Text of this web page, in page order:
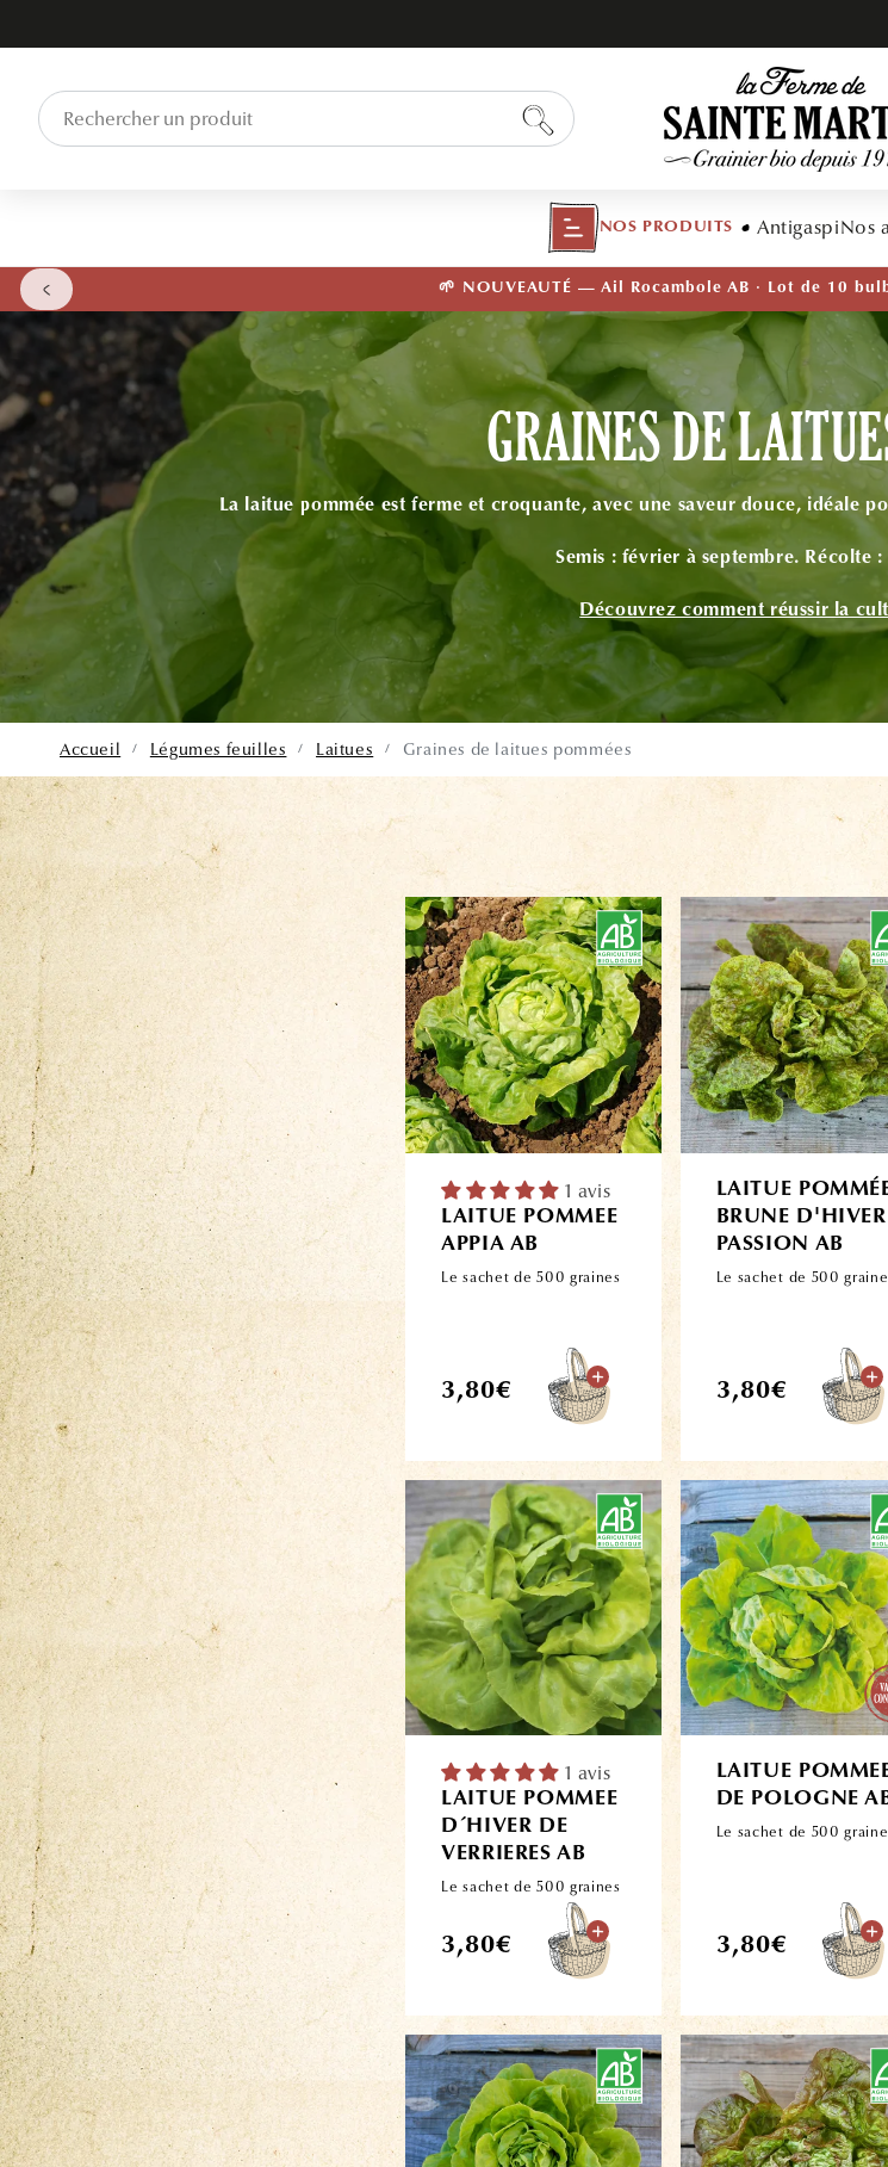
NOS PRODUITS AntigaspiNos
🌱 NOUVEAUTÉ — Ail Rocambole AB · Lot de 10
GRAINES DE
La laitue pommée est ferme et croquante, avec une saveur douce, idéale
Semis : février à septembre. Récolte :
Découvrez comment réussir la
Accueil / Légumes feuilles / Laitues / Graines de laitues pommées
1 avis
LAITUE POMMEE
APPIA AB
Le sachet de 500 graines
Prix
3,80€
LAITUE
BRUNE D'HIVER
PASSION AB
Le sachet de 500
Prix
3,80€
1 avis
LAITUE POMMEE
D´HIVER DE
VERRIERES AB
Le sachet de 500 graines
Prix
3,80€
LAITUE
DE POLOGNE
Le sachet de 500
Prix
3,80€